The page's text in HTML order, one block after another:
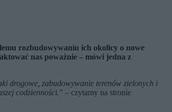
rozbudowywaniu ich okolicy o nowe
nas poważnie – mówi jedna z
drogowe, zabudowywanie terenów zielonych i
codzienności.” – czytamy na stronie